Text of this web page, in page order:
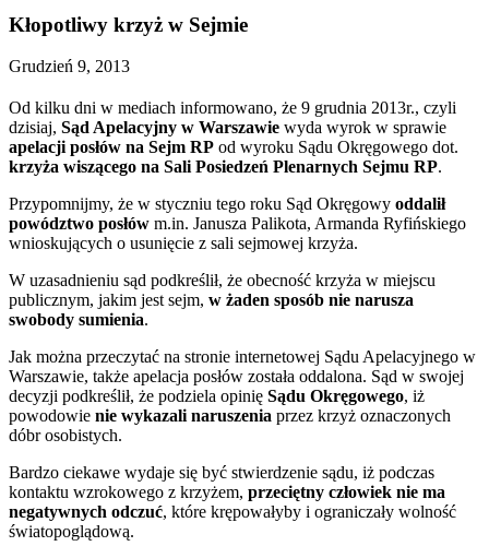
Kłopotliwy krzyż w Sejmie
Grudzień 9, 2013
Od kilku dni w mediach informowano, że 9 grudnia 2013r., czyli
dzisiaj, Sąd Apelacyjny w Warszawie wyda wyrok w sprawie
apelacji posłów na Sejm RP od wyroku Sądu Okręgowego dot.
krzyża wiszącego na Sali Posiedzeń Plenarnych Sejmu RP.
Przypomnijmy, że w styczniu tego roku Sąd Okręgowy oddalił
powództwo posłów m.in. Janusza Palikota, Armanda Ryfińskiego
wnioskujących o usunięcie z sali sejmowej krzyża.
W uzasadnieniu sąd podkreślił, że obecność krzyża w miejscu
publicznym, jakim jest sejm, w żaden sposób nie narusza
swobody sumienia.
Jak można przeczytać na stronie internetowej Sądu Apelacyjnego w
Warszawie, także apelacja posłów została oddalona. Sąd w swojej
decyzji podkreślił, że podziela opinię Sądu Okręgowego, iż
powodowie nie wykazali naruszenia przez krzyż oznaczonych
dóbr osobistych.
Bardzo ciekawe wydaje się być stwierdzenie sądu, iż podczas
kontaktu wzrokowego z krzyżem, przeciętny człowiek nie ma
negatywnych odczuć, które krępowałyby i ograniczały wolność
światopoglądową.